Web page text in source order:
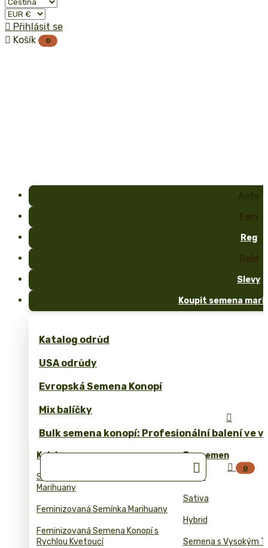
 Přihlásit se
 Košík 0
Fem
Reg
Gold
Slevy
Koupit semena
Katalog odrůd
USA odrůdy
Evropská Semena Konopí
Mix balíčky
Bulk semena konopí: Profesionální balení ve
Kolekce
Samonakvetaci Semena
Marihuany
Feminizovaná Semínka Marihuany
Feminizovaná Semena Konopí s
Rychlou Kvetoucí
Typ semen
Indica
Sativa
Hybrid
Semena s Vysokým


 0